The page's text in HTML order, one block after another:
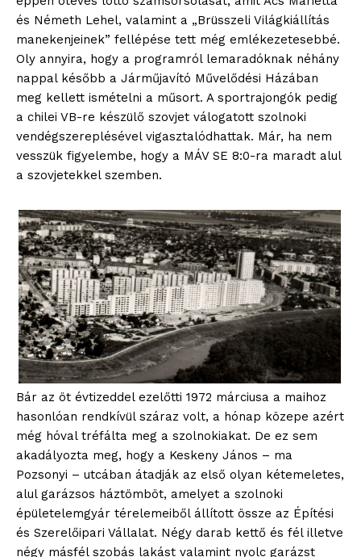
és Németh Lehel, valamint a „Brüsszeli Világkiállítás
manekenjeinek” fellépése tett még emlékezetesebbé.
Oly annyira, hogy a programról lemaradóknak néhány
nappal később a Járműjavító Művelődési Házában
meg kellett ismételni a műsort. A sportrajongók pedig
a chilei VB-re készülő szovjet válogatott szolnoki
vendégszereplésével vigasztalódhattak. Már, ha nem
vesszük figyelembe, hogy a MÁV SE 8:0-ra maradt alul
a szovjetekkel szemben.
Bár az öt évtizeddel ezelőtti 1972 márciusa a maihoz
hasonlóan rendkívül száraz volt, a hónap közepe azért
még hóval tréfálta meg a szolnokiakat. De ez sem
akadályozta meg, hogy a Keskeny János – ma
Pozsonyi – utcában átadják az első olyan kétemeletes,
alul garázsos háztömböt, amelyet a szolnoki
épületelemgyár térelemeiből állított össze az Építési
és Szerelőipari Vállalat. Négy darab kettő és fél illetve
négy másfél szobás lakást valamint nyolc garázst